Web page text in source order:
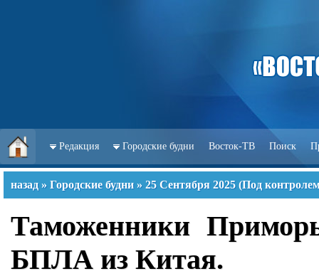
Редакция Городские будни Восток-ТВ Поиск
назад » Городские будни » 25 Сентября 2025 (Под
Таможенники
БПЛА из Китая.